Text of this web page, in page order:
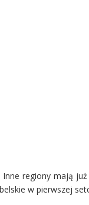
regiony mają
w pierwszej